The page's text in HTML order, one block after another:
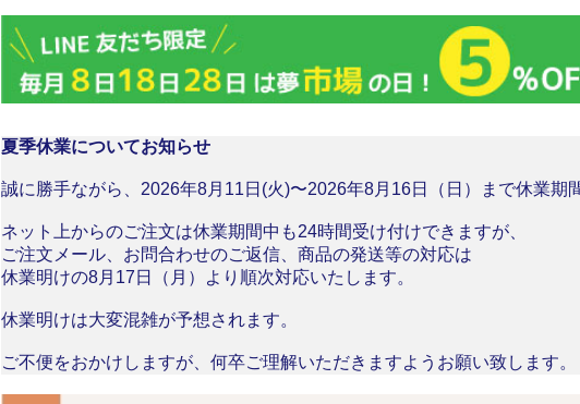
夏季休業についてお知らせ
誠に勝手ながら、2026年8月11日(火)〜2026年8月16日（日）まで休業期
ネット上からのご注文は休業期間中も24時間受け付けできますが、
ご注文メール、お問合わせのご返信、商品の発送等の対応は
休業明けの8月17日（月）より順次対応いたします。
休業明けは大変混雑が予想されます。
ご不便をおかけしますが、何卒ご理解いただきますようお願い致します。